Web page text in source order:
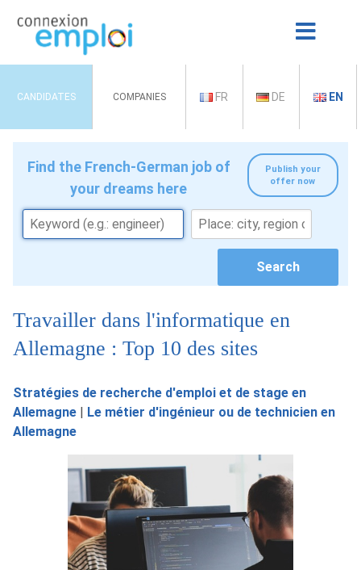
CANDIDATES COMPANIES FR DE EN
Publish your
offer now
Find the French-German job of
your dreams here
Travailler dans l'informatique en
Allemagne : Top 10 des sites
Stratégies de recherche d'emploi et de stage en
Allemagne | Le métier d'ingénieur ou de technicien en
Allemagne